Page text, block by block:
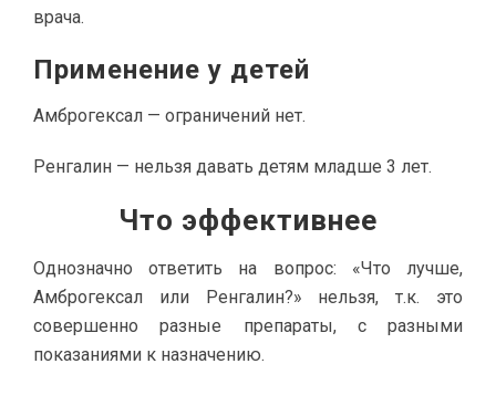
врача.
Применение у детей
Амброгексал — ограничений нет.
Ренгалин — нельзя давать детям младше 3 лет.
Что эффективнее
Однозначно ответить на вопрос: «Что лучше,
Амброгексал или Ренгалин?» нельзя, т.к. это
совершенно разные препараты, с разными
показаниями к назначению.